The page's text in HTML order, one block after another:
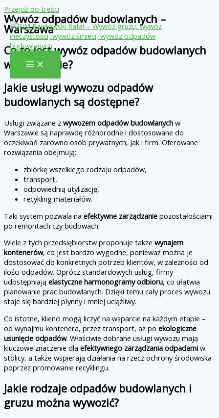
Przejdź do treści
Wywóz odpadów budowlanych –
Warszawa
Co to jest wywóz odpadów budowlanych
w Warszawie?
Jakie usługi wywozu odpadów
budowlanych są dostępne?
Usługi związane z wywozem odpadów budowlanych w
Warszawie są naprawdę różnorodne i dostosowane do
oczekiwań zarówno osób prywatnych, jak i firm. Oferowane
rozwiązania obejmują:
zbiórkę wszelkiego rodzaju odpadów,
transport,
odpowiednią utylizację,
recykling materiałów.
Taki system pozwala na efektywne zarządzanie pozostałościami
po remontach czy budowach.
Wiele z tych przedsiębiorstw proponuje także wynajem
kontenerów, co jest bardzo wygodne, ponieważ można je
dostosować do konkretnych potrzeb klientów, w zależności od
ilości odpadów. Oprócz standardowych usług, firmy
udostępniają elastyczne harmonogramy odbioru, co ułatwia
planowanie prac budowlanych. Dzięki temu cały proces wywozu
staje się bardziej płynny i mniej uciążliwy.
Co istotne, klienci mogą liczyć na wsparcie na każdym etapie –
od wynajmu kontenera, przez transport, aż po ekologiczne
usunięcie odpadów. Właściwie dobrane usługi wywozu mają
kluczowe znaczenie dla efektywnego zarządzania odpadami w
stolicy, a także wspierają działania na rzecz ochrony środowiska
poprzez promowanie recyklingu.
Jakie rodzaje odpadów budowlanych i
gruzu można wywozić?